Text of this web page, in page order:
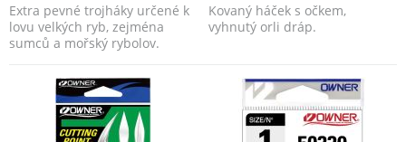
Extra pevné trojháky určené k
lovu velkých ryb, zejména
sumců a mořský rybolov.
Kovaný háček s očkem,
vyhnutý orli dráp.